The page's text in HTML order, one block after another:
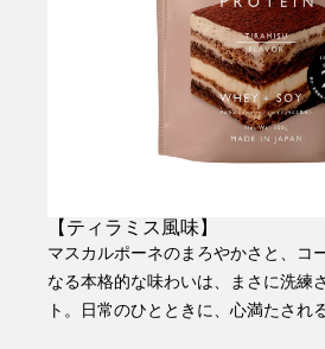
【ティラミス風味】
マスカルポーネのまろやかさと、コ
なる本格的な味わいは、まさに洗練
ト。日常のひとときに、心満たされ